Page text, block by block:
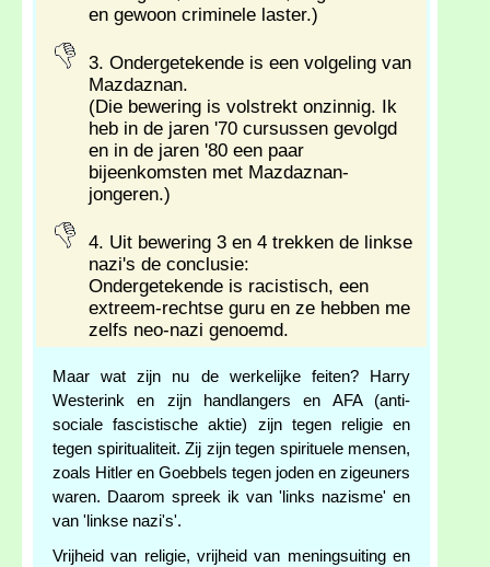
en gewoon criminele laster.)
3. Ondergetekende is een volgeling van
Mazdaznan.
(Die bewering is volstrekt onzinnig. Ik
heb in de jaren '70 cursussen gevolgd
en in de jaren '80 een paar
bijeenkomsten met Mazdaznan-
jongeren.)
4. Uit bewering 3 en 4 trekken de linkse
nazi's de conclusie:
Ondergetekende is racistisch, een
extreem-rechtse guru en ze hebben me
zelfs neo-nazi genoemd.
Maar wat zijn nu de werkelijke feiten? Harry
Westerink en zijn handlangers en AFA (anti-
sociale fascistische aktie) zijn tegen religie en
tegen spiritualiteit. Zij zijn tegen spirituele mensen,
zoals Hitler en Goebbels tegen joden en zigeuners
waren. Daarom spreek ik van 'links nazisme' en
van 'linkse nazi's'.
Vrijheid van religie, vrijheid van meningsuiting en